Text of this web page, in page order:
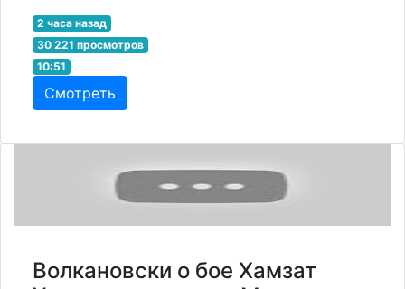
2 часа назад
30 221 просмотров
10:51
Смотреть
Волкановски о бое Хамзат